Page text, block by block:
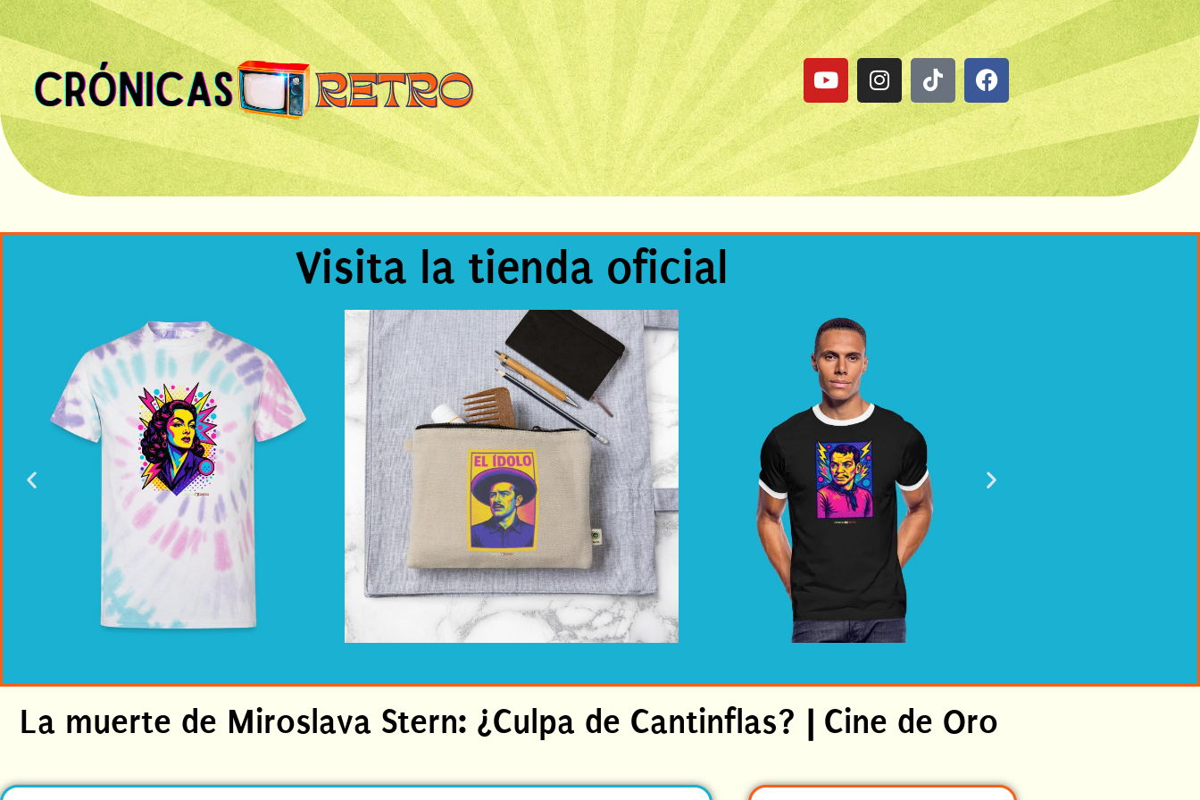
Visita la tienda oficial
La muerte de Miroslava Stern: ¿Culpa de Cantinflas? | Cine de Oro